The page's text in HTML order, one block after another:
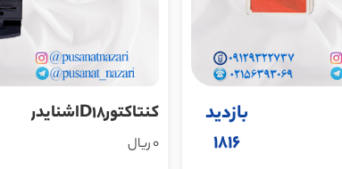
بازدید
1816
کنتاکتورD18اشنایدر
0 ریال